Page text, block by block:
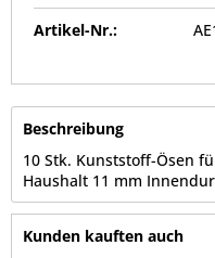
Artikel-Nr.:
Beschreibung
10 Stk. Kunststoff-Ösen
Haushalt 11 mm
Kunden kauften auch